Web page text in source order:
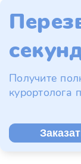
Получите
курортолога